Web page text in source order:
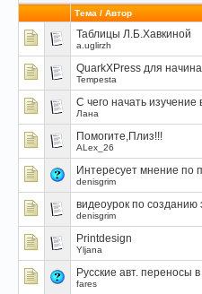
Тема / Автор
Таблицы Л.Б.Хавкиной
a.uglirzh
QuarkXPress для
Tempesta
С чего начать изучение
Лана
Помогите,Плиз!!!
ALex_26
Интересует мнение по
denisgrim
видеоурок по созданию
denisgrim
Printdesign
Yljana
Русские авт. переносы
fares